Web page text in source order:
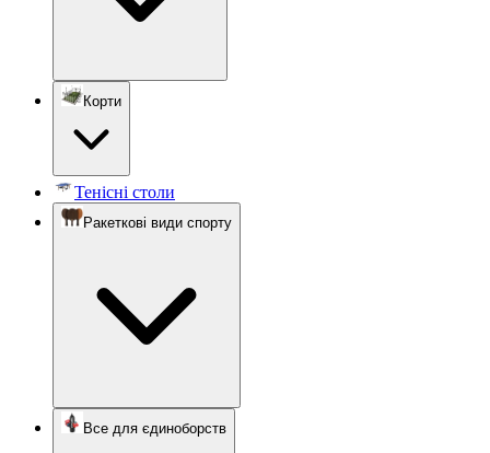
Корти
Тенісні столи
Ракеткові види спорту
Все для єдиноборств